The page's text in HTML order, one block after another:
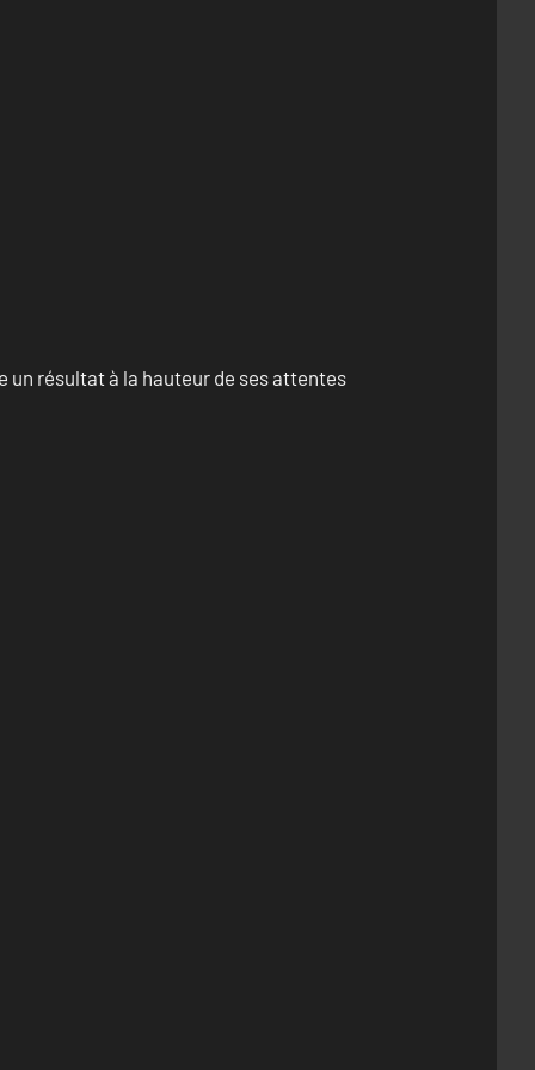
résultat à la hauteur de ses attentes